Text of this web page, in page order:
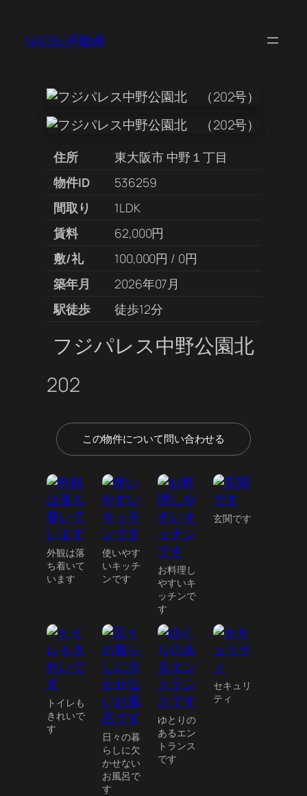
NAOSU不動産
住所
東大阪市 中野１丁目
物件ID
536259
間取り
1LDK
賃料
62,000円
敷/礼
100,000円 / 0円
築年月
2026年07月
駅徒歩
徒歩12分
フジパレス中野公園北
202
この物件について問い合わせる
外観は落
ち着いて
います
使いやす
いキッチ
ンです
お料理し
やすいキ
ッチンで
す
玄関です
トイレも
きれいで
す
日々の暮
らしに欠
かせない
お風呂で
す
ゆとりの
あるエン
トランス
です
セキュリ
ティ